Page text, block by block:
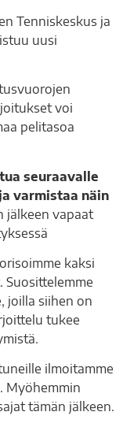
Tenniskeskus ja
uusi
voi
pelitasoa
seuraavalle
varmistaa näin
jälkeen vapaat
kaksi
Suosittelemme
joilla siihen on
tukee
ilmoitamme
Myöhemmin
tämän jälkeen.